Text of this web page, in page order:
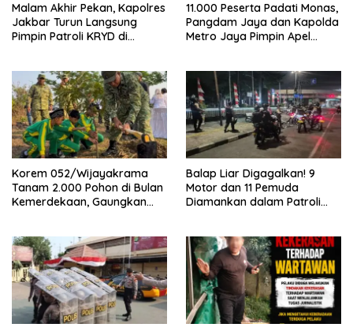
Malam Akhir Pekan, Kapolres
Jakbar Turun Langsung
Pimpin Patroli KRYD di
11.000 Peserta Padati Monas,
Pangdam Jaya dan Kapolda
Metro Jaya Pimpin Apel
Korem 052/Wijayakrama
Tanam 2.000 Pohon di Bulan
Kemerdekaan, Gaungkan
Balap Liar Digagalkan! 9
Motor dan 11 Pemuda
Diamankan dalam Patroli